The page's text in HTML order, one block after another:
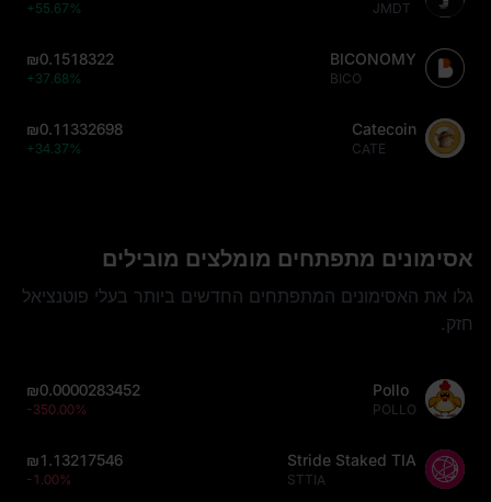
JMDT
+55.67%
BICONOMY
BICO
₪0.1518322
+37.68%
Catecoin
CATE
₪0.11332698
+34.37%
אסימונים מתפתחים מומלצים מובילים
גלו את האסימונים המתפתחים החדשים ביותר בעלי פוטנציאל
חזק.
Pollo
POLLO
₪0.0000283452
-350.00%
Stride Staked TIA
STTIA
₪1.13217546
-1.00%